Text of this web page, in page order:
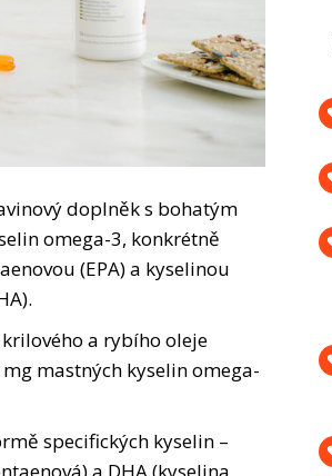
doplněk s bohatým
omega-3, konkrétně
(EPA) a kyselinou
krilového a rybího oleje
mastných kyselin omega-
specifických kyselin –